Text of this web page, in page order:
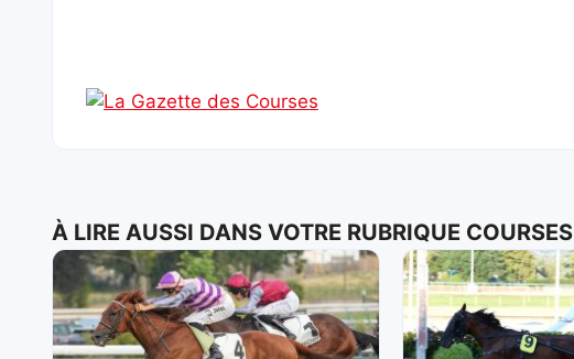
À LIRE AUSSI DANS VOTRE RUBRIQUE COURSES